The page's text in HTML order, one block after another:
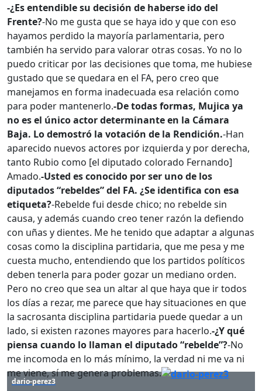
-¿Es entendible su decisión de haberse ido del
Frente?-No me gusta que se haya ido y que con eso
hayamos perdido la mayoría parlamentaria, pero
también ha servido para valorar otras cosas. Yo no lo
puedo criticar por las decisiones que toma, me hubiese
gustado que se quedara en el FA, pero creo que
manejamos en forma inadecuada esa relación como
para poder mantenerlo.-De todas formas, Mujica ya
no es el único actor determinante en la Cámara
Baja. Lo demostró la votación de la Rendición.-Han
aparecido nuevos actores por izquierda y por derecha,
tanto Rubio como [el diputado colorado Fernando]
Amado.-Usted es conocido por ser uno de los
diputados “rebeldes” del FA. ¿Se identifica con esa
etiqueta?-Rebelde fui desde chico; no rebelde sin
causa, y además cuando creo tener razón la defiendo
con uñas y dientes. Me he tenido que adaptar a algunas
cosas como la disciplina partidaria, que me pesa y me
cuesta mucho, entendiendo que los partidos políticos
deben tenerla para poder gozar un mediano orden.
Pero no creo que sea un altar al que haya que ir todos
los días a rezar, me parece que hay situaciones en que
la sacrosanta disciplina partidaria puede quedar a un
lado, si existen razones mayores para hacerlo.-¿Y qué
piensa cuando lo llaman el diputado “rebelde”?-No
me incomoda en lo más mínimo, la verdad ni me va ni
me viene, sí me genera problemas.
dario-perez3